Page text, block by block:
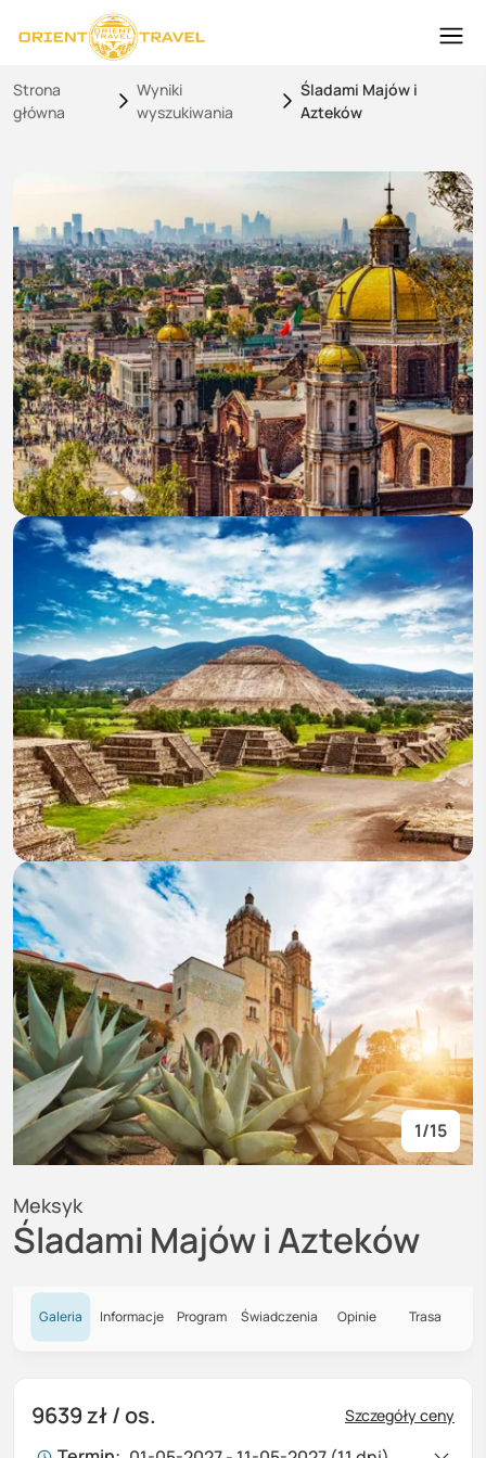
Strona
główna
Wyniki
wyszukiwania
Śladami Majów i
Azteków
1/15
Śladami Majów i Azteków
Meksyk
Galeria Informacje Program Świadczenia Opinie Trasa
9639 zł/ os. Szczegóły ceny